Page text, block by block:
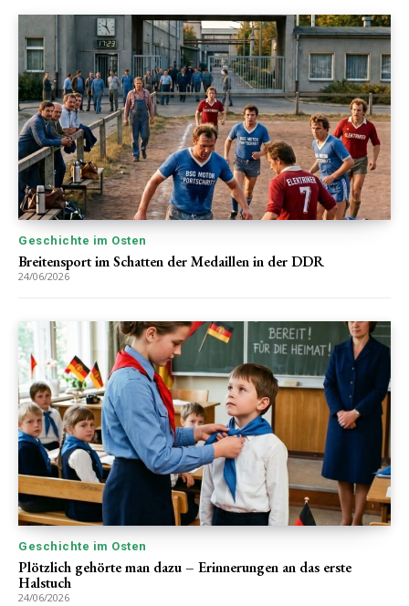
Geschichte im Osten
Breitensport im Schatten der Medaillen in der DDR
24/06/2026
Geschichte im Osten
Plötzlich gehörte man dazu – Erinnerungen an das erste
Halstuch
24/06/2026